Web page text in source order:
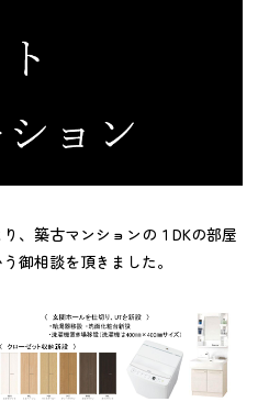
、築古マンションの１DKの部屋
御相談を頂きました。